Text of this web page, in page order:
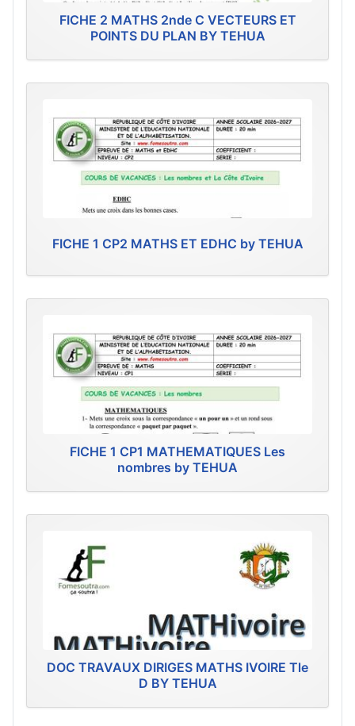
FICHE 2 MATHS 2nde C VECTEURS ET
POINTS DU PLAN BY TEHUA
FICHE 1 CP2 MATHS ET EDHC by TEHUA
FICHE 1 CP1 MATHEMATIQUES Les
nombres by TEHUA
DOC TRAVAUX DIRIGES MATHS IVOIRE Tle
D BY TEHUA